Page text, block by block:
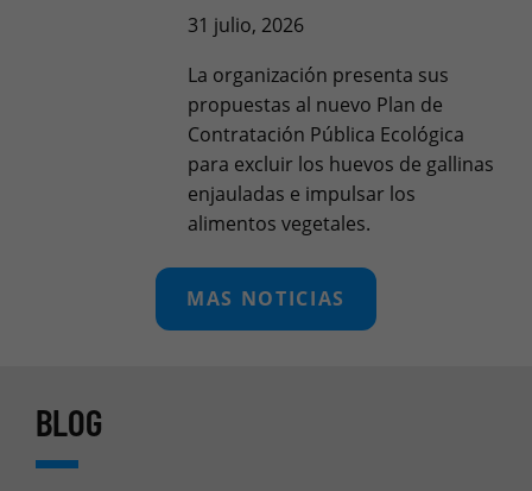
31 julio, 2026
La organización presenta sus
propuestas al nuevo Plan de
Contratación Pública Ecológica
para excluir los huevos de gallinas
enjauladas e impulsar los
alimentos vegetales.
MAS NOTICIAS
BLOG